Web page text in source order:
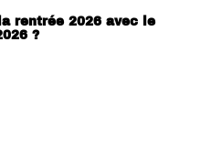
rentrée 2026 avec le
?